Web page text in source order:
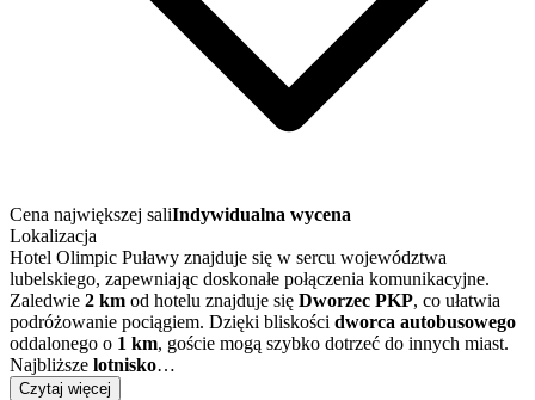
Cena największej saliIndywidualna wycena
Lokalizacja
Hotel Olimpic Puławy znajduje się w sercu województwa
lubelskiego, zapewniając doskonałe połączenia komunikacyjne.
Zaledwie 2 km od hotelu znajduje się Dworzec PKP, co ułatwia
podróżowanie pociągiem. Dzięki bliskości dworca autobusowego
oddalonego o 1 km, goście mogą szybko dotrzeć do innych miast.
Najbliższe lotnisko…
Czytaj więcej